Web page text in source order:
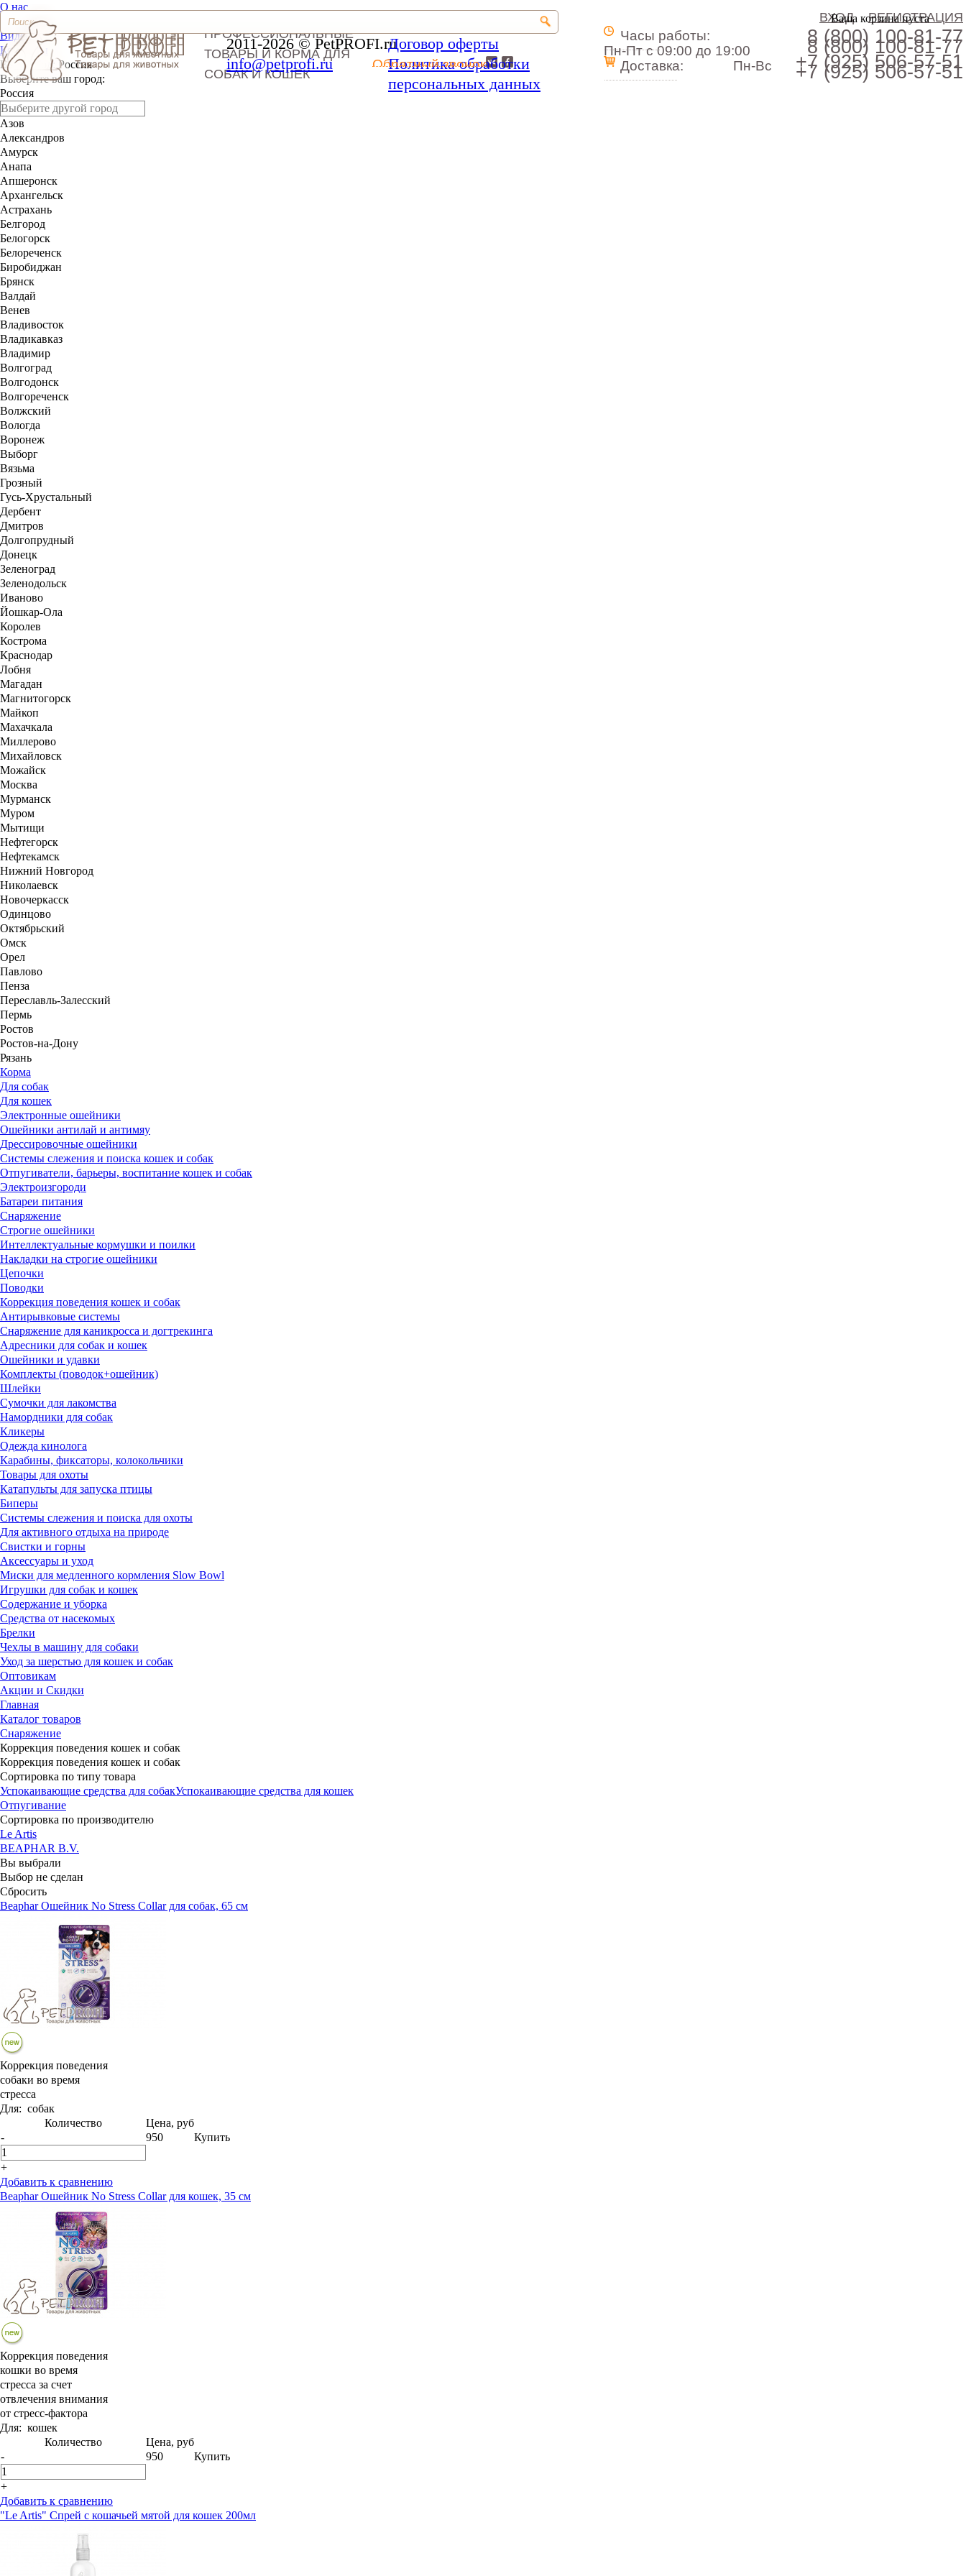
О нас
Доставка и оплата
Видео
Контакты
Ваш город: Россия
Выберите ваш город:
Россия
Азов
Александров
Амурск
Анапа
Апшеронск
Архангельск
Астрахань
Белгород
Белогорск
Белореченск
Биробиджан
Брянск
Валдай
Венев
Владивосток
Владикавказ
Владимир
Волгоград
Волгодонск
Волгореченск
Волжский
Вологда
Воронеж
Выборг
Вязьма
Грозный
Гусь-Хрустальный
Дербент
Дмитров
Долгопрудный
Донецк
Зеленоград
Зеленодольск
Иваново
Йошкар-Ола
Королев
Кострома
Краснодар
Лобня
Магадан
Магнитогорск
Майкоп
Махачкала
Миллерово
Михайловск
Можайск
Москва
Мурманск
Муром
Мытищи
Нефтегорск
Нефтекамск
Нижний Новгород
Николаевск
Новочеркасск
Одинцово
Октябрьский
Омск
Орел
Павлово
Пенза
Переславль-Залесский
Пермь
Ростов
Ростов-на-Дону
Рязань
ВХОД
РЕГИСТРАЦИЯ
ПРОФЕССИОНАЛЬНЫЕ
ТОВАРЫ И КОРМА ДЛЯ
СОБАК И КОШЕК
Обратный звонок
Часы работы:
Пн-Пт с 09:00 до 19:00
Доставка:
Пн-Вс
8 (800) 100-81-77
+7 (925) 506-57-51
Ваша корзина пуста
Корма
Для собак
Для кошек
Электронные ошейники
Ошейники антилай и антимяу
Дрессировочные ошейники
Системы слежения и поиска кошек и собак
Отпугиватели, барьеры, воспитание кошек и собак
Электроизгороди
Батареи питания
Снаряжение
Строгие ошейники
Интеллектуальные кормушки и поилки
Накладки на строгие ошейники
Цепочки
Поводки
Коррекция поведения кошек и собак
Антирывковые системы
Снаряжение для каникросса и догтрекинга
Адресники для собак и кошек
Ошейники и удавки
Комплекты (поводок+ошейник)
Шлейки
Сумочки для лакомства
Намордники для собак
Кликеры
Одежда кинолога
Карабины, фиксаторы, колокольчики
Товары для охоты
Катапульты для запуска птицы
Биперы
Системы слежения и поиска для охоты
Для активного отдыха на природе
Свистки и горны
Аксессуары и уход
Миски для медленного кормления Slow Bowl
Игрушки для собак и кошек
Содержание и уборка
Средства от насекомых
Брелки
Чехлы в машину для собаки
Уход за шерстью для кошек и собак
Оптовикам
Акции и Скидки
Главная
Каталог товаров
Снаряжение
Коррекция поведения кошек и собак
Коррекция поведения кошек и собак
Сортировка по типу товара
Успокаивающие средства для собакУспокаивающие средства для кошек
Отпугивание
Сортировка по производителю
Le Artis
BEAPHAR B.V.
Вы выбрали
Выбор не сделан
Сбросить
Beaphar Ошейник No Stress Collar для собак, 65 см
Коррекция поведения
собаки во время
стресса
Для: собак
Количество
Цена, руб
-
+
950 Купить
Добавить к сравнению
Beaphar Ошейник No Stress Collar для кошек, 35 см
Коррекция поведения
кошки во время
стресса за счет
отвлечения внимания
от стресс-фактора
Для: кошек
Количество
Цена, руб
-
+
950 Купить
Добавить к сравнению
"Le Artis" Спрей с кошачьей мятой для кошек 200мл
2011-2026 © PetPROFI.ru
info@petprofi.ru
Договор оферты
Политика обработки
персональных данных
8 (800) 100-81-77
+7 (925) 506-57-51